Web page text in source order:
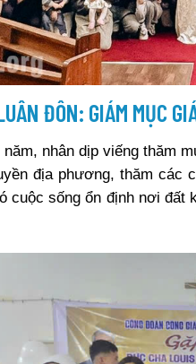
ĐÔN: GIÁM MỤC
nhân dịp viếng thăm
địa phương, thăm các
cuộc sống ổn định nơi